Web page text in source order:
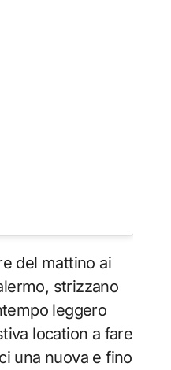
del mattino ai
strizzano
leggero
location a fare
una nuova e fino